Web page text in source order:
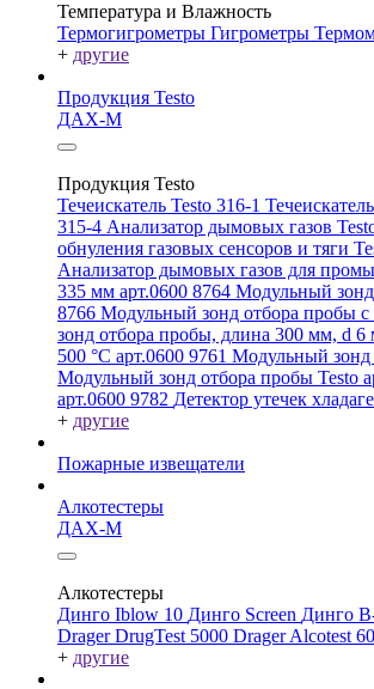
Температура и Влажность
Термогигрометры Гигрометры
+ другие
Продукция Testo
ДАХ-М
Продукция Testo
Течеискатель Testo 316-1
315-4 Анализатор дымовых газов
обнуления газовых сенсоров и тяги
Анализатор дымовых газов для
335 мм арт.0600 8764 Модульный зонд
8766 Модульный зонд отбора пробы
зонд отбора пробы, длина 300 мм, d 6
500 °C арт.0600 9761 Модульный зонд
Модульный зонд отбора пробы Testo
арт.0600 9782 Детектор утечек
+ другие
Пожарные извещатели
Алкотестеры
ДАХ-М
Алкотестеры
Динго Iblow 10 Динго Screen Динго
Drager DrugTest 5000 Drager Alcotest
+ другие